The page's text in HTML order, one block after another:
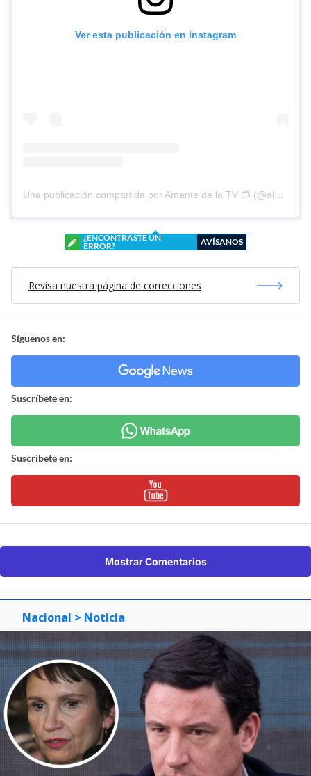
Ver esta publicación en Instagram
Una publicación compartida por Amante de la TV 📺 (@alguien_te_observa)
¿ENCONTRASTE UN
ERROR?
AVÍSANOS
Revisa nuestra página de correcciones
Síguenos en:
Suscríbete en:
Suscríbete en:
Mostrar Comentarios
Nacional > Noticia